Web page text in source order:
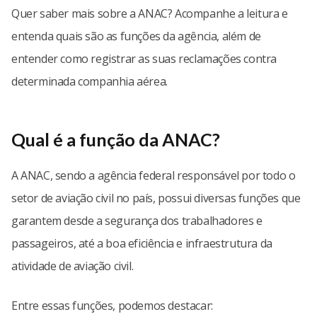
Quer saber mais sobre a ANAC? Acompanhe a leitura e
entenda quais são as funções da agência, além de
entender como registrar as suas reclamações contra
determinada companhia aérea.
Qual é a função da ANAC?
A ANAC, sendo a agência federal responsável por todo o
setor de aviação civil no país, possui diversas funções que
garantem desde a segurança dos trabalhadores e
passageiros, até a boa eficiência e infraestrutura da
atividade de aviação civil.
Entre essas funções, podemos destacar: